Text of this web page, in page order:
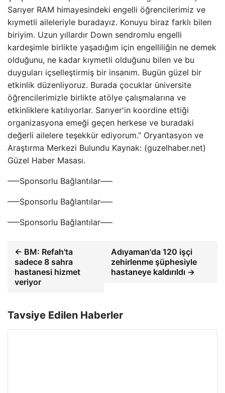
Sarıyer RAM himayesindeki engelli öğrencilerimiz ve
kıymetli aileleriyle buradayız. Konuyu biraz farklı bilen
biriyim. Uzun yıllardır Down sendromlu engelli
kardeşimle birlikte yaşadığım için engelliliğin ne demek
olduğunu, ne kadar kıymetli olduğunu bilen ve bu
duyguları içselleştirmiş bir insanım. Bugün güzel bir
etkinlik düzenliyoruz. Burada çocuklar üniversite
öğrencilerimizle birlikte atölye çalışmalarına ve
etkinliklere katılıyorlar. Sarıyer'in koordine ettiği
organizasyona emeği geçen herkese ve buradaki
değerli ailelere teşekkür ediyorum.” Oryantasyon ve
Araştırma Merkezi Bulundu Kaynak: (guzelhaber.net)
Güzel Haber Masası.
—–Sponsorlu Bağlantılar—–
—–Sponsorlu Bağlantılar—–
—–Sponsorlu Bağlantılar—–
← BM: Refah'ta
sadece 8 sahra
hastanesi hizmet
veriyor
Adıyaman'da 120 işçi
zehirlenme şüphesiyle
hastaneye kaldırıldı →
Tavsiye Edilen Haberler